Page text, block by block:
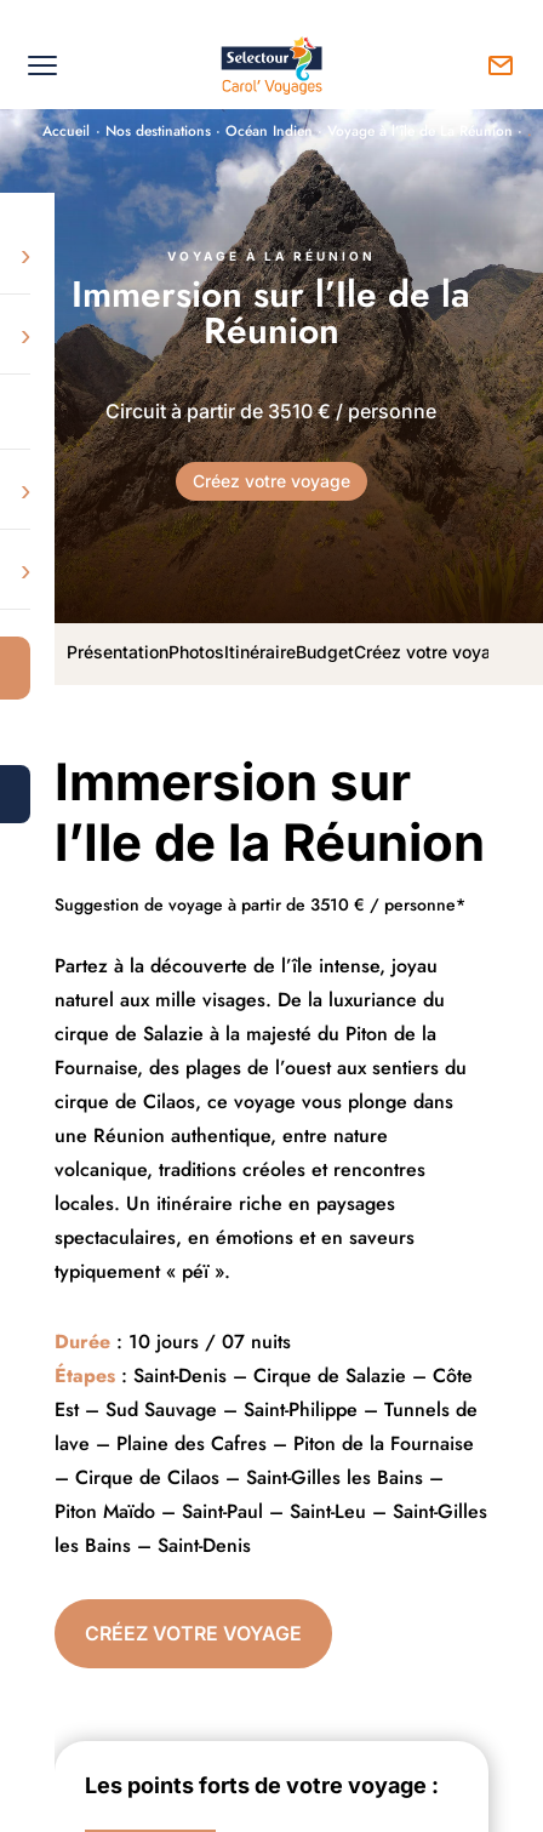
›
›
›
›
Accueil · Nos destinations · Océan Indien · Voyage à l’île de La Réunion ·
VOYAGE À LA RÉUNION
Immersion sur l’Ile de la
Réunion
Circuit à partir de 3510 € / personne
Créez votre voyage
PrésentationPhotosItinéraireBudgetCréez votre voyage
Immersion sur
l’Ile de la Réunion
Suggestion de voyage à partir de 3510 € / personne*
Partez à la découverte de l’île intense, joyau
naturel aux mille visages. De la luxuriance du
cirque de Salazie à la majesté du Piton de la
Fournaise, des plages de l’ouest aux sentiers du
cirque de Cilaos, ce voyage vous plonge dans
une Réunion authentique, entre nature
volcanique, traditions créoles et rencontres
locales. Un itinéraire riche en paysages
spectaculaires, en émotions et en saveurs
typiquement « péï ».
Durée: 10 jours / 07 nuits
Étapes : Saint-Denis – Cirque de Salazie – Côte
Est – Sud Sauvage – Saint-Philippe – Tunnels de
lave – Plaine des Cafres – Piton de la Fournaise
– Cirque de Cilaos – Saint-Gilles les Bains –
Piton Maïdo – Saint-Paul – Saint-Leu – Saint-Gilles
les Bains – Saint-Denis
CRÉEZ VOTRE VOYAGE
Les points forts de votre voyage :